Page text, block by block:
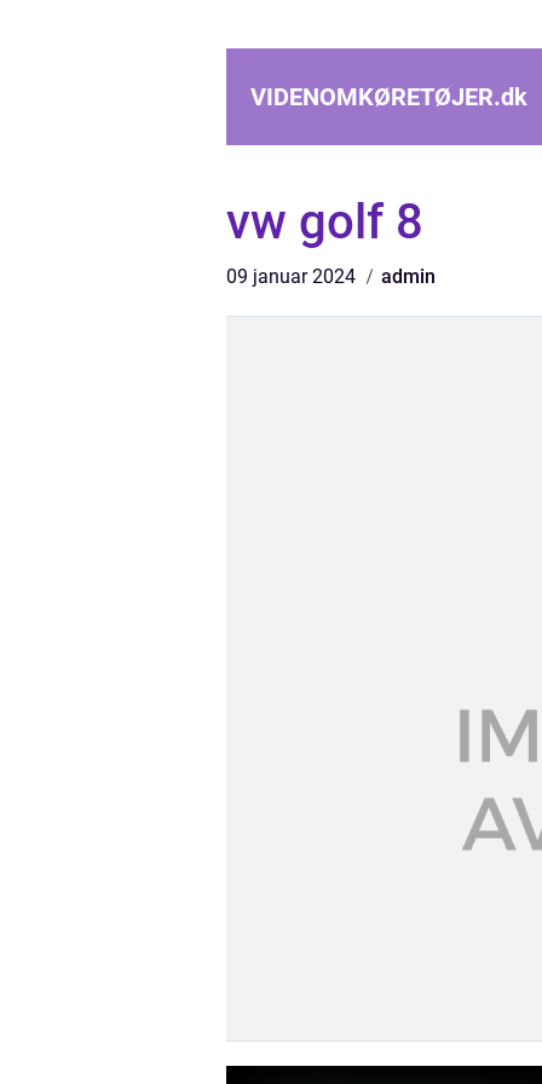
VIDENOMKØRETØJER.dk
vw golf 8
09 januar 2024 admin